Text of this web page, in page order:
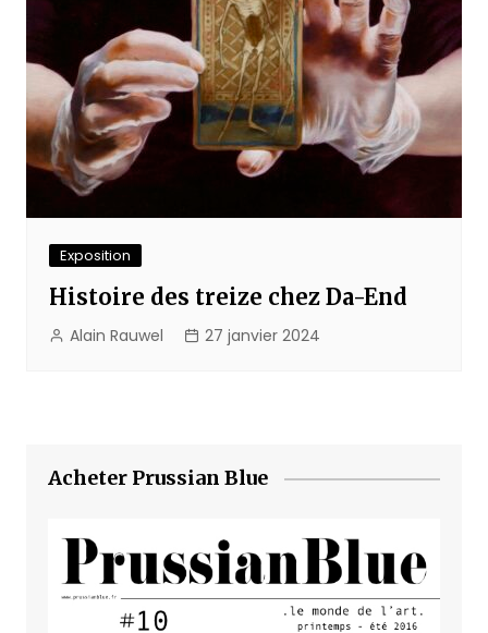
Exposition
Histoire des treize chez Da-End
Alain Rauwel 27 janvier 2024
Acheter Prussian Blue